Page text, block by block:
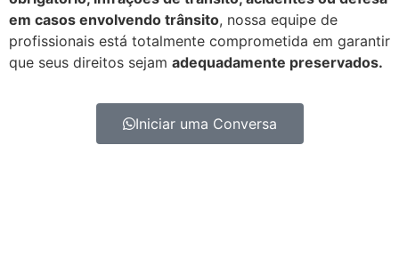
em casos envolvendo trânsito, nossa equipe de
profissionais está totalmente comprometida em garantir
que seus direitos sejam adequadamente preservados.
Iniciar uma Conversa